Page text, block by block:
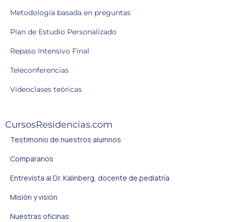
Metodología basada en preguntas
Plan de Estudio Personalizado
Repaso Intensivo Final
Teleconferencias
Videoclases teóricas
CursosResidencias.com
Testimonio de nuestros alumnos
Comparanos
Entrevista al Dr. Kalinberg, docente de pediatría
Misión y visión
Nuestras oficinas